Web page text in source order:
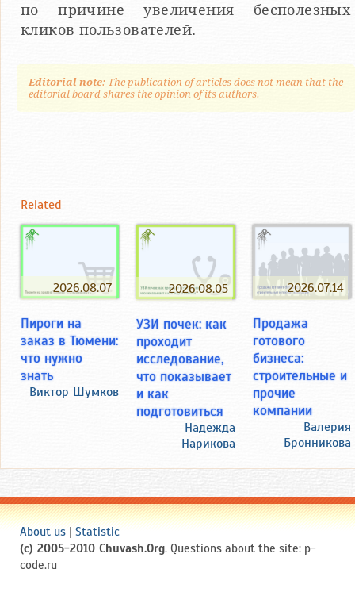
по причине увеличения бесполезных
кликов пользователей.
Editorial note: The publication of articles does not mean that the
editorial board shares the opinion of its authors.
Related
2026.08.07
Пироги на
заказ в Тюмени:
что нужно
знать
Виктор Шумков
2026.08.05
УЗИ почек: как
проходит
исследование,
что показывает
и как
подготовиться
Надежда
Нарикова
2026.07.14
Продажа
готового
бизнеса:
строительные и
прочие
компании
Валерия
Бронникова
About us | Statistic
(c) 2005-2010 Chuvash.Org. Questions about the site: p-
code.ru